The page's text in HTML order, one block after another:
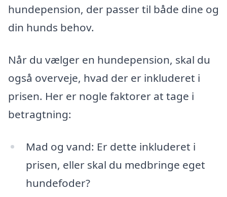
hundepension, der passer til både dine og
din hunds behov.
Når du vælger en hundepension, skal du
også overveje, hvad der er inkluderet i
prisen. Her er nogle faktorer at tage i
betragtning:
Mad og vand: Er dette inkluderet i
prisen, eller skal du medbringe eget
hundefoder?